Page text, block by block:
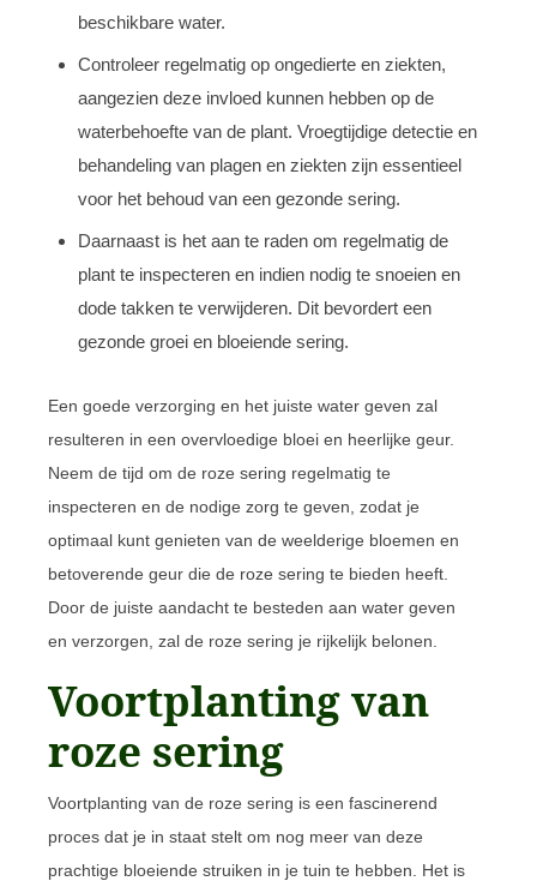
beschikbare water.
Controleer regelmatig op ongedierte en ziekten,
aangezien deze invloed kunnen hebben op de
waterbehoefte van de plant. Vroegtijdige detectie en
behandeling van plagen en ziekten zijn essentieel
voor het behoud van een gezonde sering.
Daarnaast is het aan te raden om regelmatig de
plant te inspecteren en indien nodig te snoeien en
dode takken te verwijderen. Dit bevordert een
gezonde groei en bloeiende sering.
Een goede verzorging en het juiste water geven zal
resulteren in een overvloedige bloei en heerlijke geur.
Neem de tijd om de roze sering regelmatig te
inspecteren en de nodige zorg te geven, zodat je
optimaal kunt genieten van de weelderige bloemen en
betoverende geur die de roze sering te bieden heeft.
Door de juiste aandacht te besteden aan water geven
en verzorgen, zal de roze sering je rijkelijk belonen.
Voortplanting van
roze sering
Voortplanting van de roze sering is een fascinerend
proces dat je in staat stelt om nog meer van deze
prachtige bloeiende struiken in je tuin te hebben. Het is